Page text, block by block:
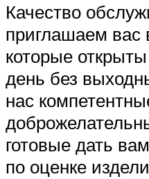
Качество
приглашаем
которые
день без
нас
готовые дать
по оценке